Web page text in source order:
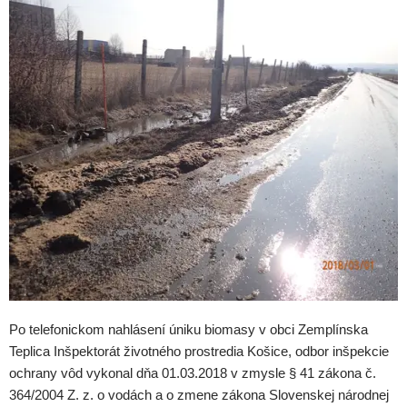
Po telefonickom nahlásení úniku biomasy v obci Zemplínska
Teplica Inšpektorát životného prostredia Košice, odbor inšpekcie
ochrany vôd vykonal dňa 01.03.2018 v zmysle § 41 zákona č.
364/2004 Z. z. o vodách a o zmene zákona Slovenskej národnej